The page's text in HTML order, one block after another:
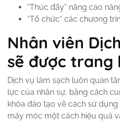
“Thúc đẩy” nâng cao
“Tổ chức” các chương
Nhân viên
sẽ được trang
Dịch vụ làm sạch luôn quan
lực của nhân sự, bằng cách
khóa đào tạo về cách sử
máy móc một cách hiệu quả